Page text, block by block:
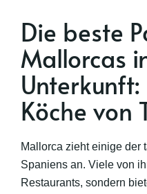
Die beste
Mallorcas
Köche von
Mallorca zieht einige der
Spaniens an. Viele von
Restaurants, sondern